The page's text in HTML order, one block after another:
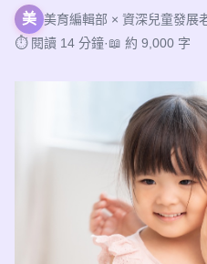
美 美育編輯部 × 資深兒童發展
⏱ 閱讀 14 分鐘·📖 約 9,000 字